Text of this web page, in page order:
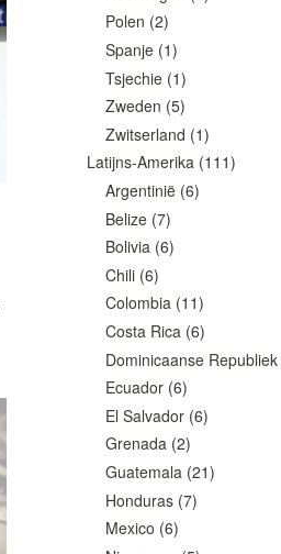
Polen (2)
Spanje (1)
Tsjechie (1)
Zweden (5)
Zwitserland (1)
Latijns-Amerika (111)
Argentinië (6)
Belize (7)
Bolivia (6)
Chili (6)
Colombia (11)
Costa Rica (6)
Dominicaanse Republiek
Ecuador (6)
El Salvador (6)
Grenada (2)
Guatemala (21)
Honduras (7)
Mexico (6)